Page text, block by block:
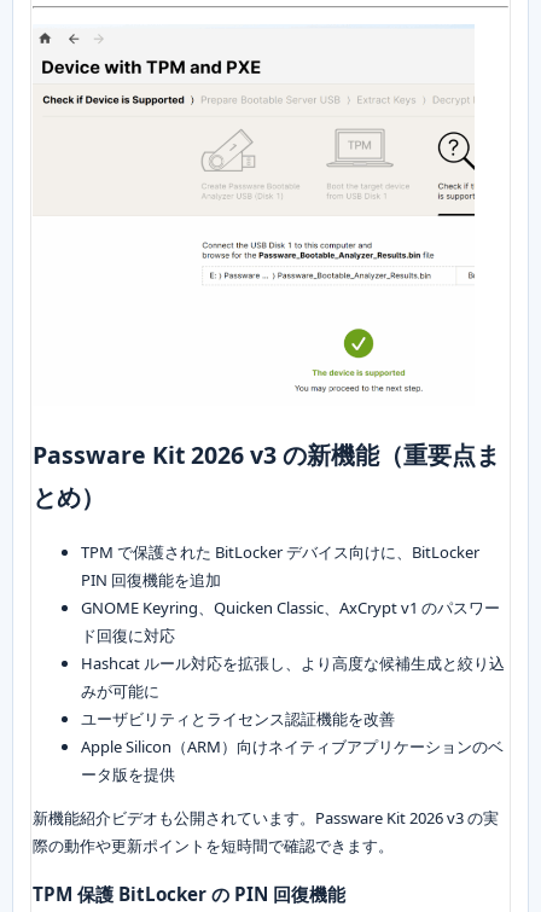
Passware Kit 2026 v3 の新機能（重要点ま
とめ）
TPM で保護された BitLocker デバイス向けに、BitLocker
PIN 回復機能を追加
GNOME Keyring、Quicken Classic、AxCrypt v1 のパスワー
ド回復に対応
Hashcat ルール対応を拡張し、より高度な候補生成と絞り込
みが可能に
ユーザビリティとライセンス認証機能を改善
Apple Silicon（ARM）向けネイティブアプリケーションのベ
ータ版を提供
新機能紹介ビデオも公開されています。Passware Kit 2026 v3 の実
際の動作や更新ポイントを短時間で確認できます。
TPM 保護 BitLocker の PIN 回復機能